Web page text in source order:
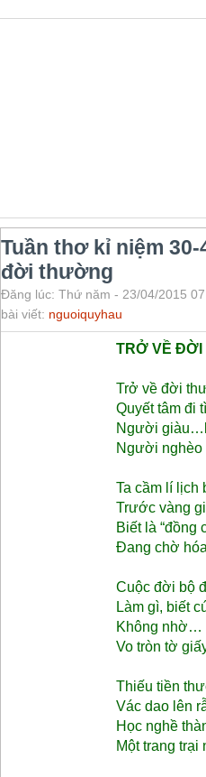
Tuần thơ kỉ niệm
đời thường
Đăng lúc: Thứ năm - 23/04/2015
bài viết: nguoiquyhau
TRỞ VỀ ĐỜI
Trở về đời
Quyết tâm đi
Người
Người nghèo
Ta cầm lí lịch
Trước vàng
Biết là
Đang chờ
Cuộc đời bộ
Làm gì, biết
Không nhờ…
Vo tròn tờ
Thiếu tiền
Vác dao lên
Học nghề
Một trang trại